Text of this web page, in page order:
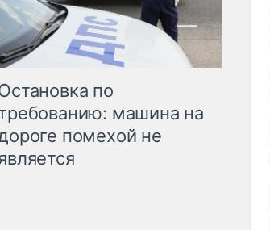
по
машина на
помехой не